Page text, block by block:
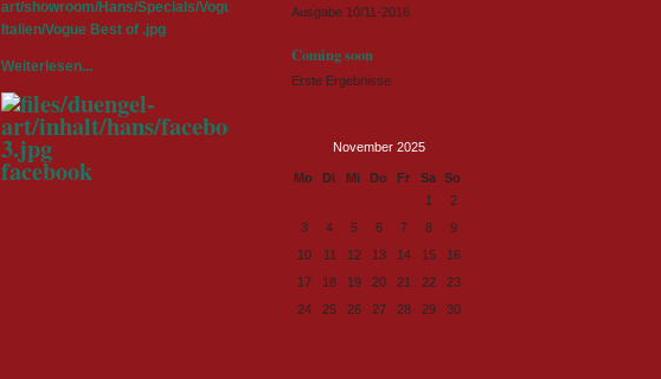
Weiterlesen...
facebook
Ausgabe 10/11-2016
Coming soon
Erste Ergebnisse
November 2025
Montag
Dienstag
Mittwoch
Donnerstag
Freitag
Samstag
Sonntag
1
2
3
4 5 6 7 8
9
10
11 12 13 14 15
16
17
18 19 20 21 22
23
24
25 26 27 28 29 30